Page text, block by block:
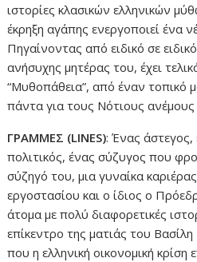
ιστορίες κλασικών ελληνικών
έκρηξη αγάπης ενεργοποιεί ένα
Πηγαίνοντας από ειδικό σε
ανήσυχης μητέρας του, έχει
“Μυθοπάθεια”, από έναν τοπικό
πάντα για τους Νότιους
ΓΡΑΜΜΕΣ (LINES): Ένας άστεγος,
πολιτικός, ένας σύζυγος που
σύζηγό του, μια γυναίκα
εργοστασίου και ο ίδιος ο
άτομα με πολύ διαφορετικές
επίκεντρο της ματιάς του
που η ελληνική οικονομική κρίση